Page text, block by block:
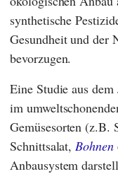
synthetische
Gesundheit und der
bevorzugen.
Eine Studie aus
im
Gemüsesorten (z.B.
Schnittsalat, Bohnen
Anbausystem